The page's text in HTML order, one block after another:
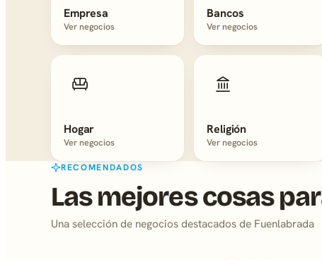
Empresa
Ver negocios
Bancos
Ver negocios
Hogar
Ver negocios
Religión
Ver negocios
RECOMENDADOS
Las mejores cosas
Una selección de negocios destacados de Fuenlabrada